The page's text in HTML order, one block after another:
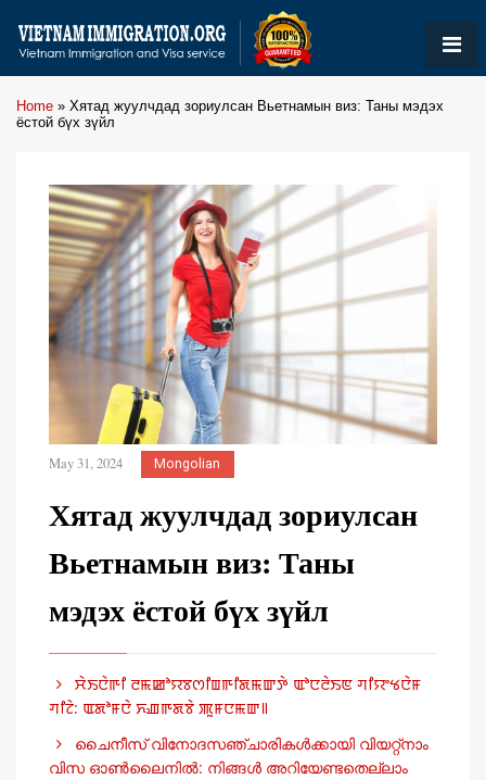
Home » Хятад жуулчдад зориулсан Вьетнамын виз: Таны мэдэх
ёстой бүх зүйл
May 31, 2024 Mongolian
Хятад жуулчдад зориулсан
Вьетнамын виз: Таны
мэдэх ёстой бүх зүйл
ꯆꯥꯏꯅꯥꯒꯤ ꯂꯃꯀꯣꯌꯕꯁꯤꯡꯒꯤꯗꯃꯛꯇꯥ ꯑꯣꯅꯂꯥꯏꯟ ꯚꯤꯌꯦꯠꯅꯥꯝ
ꯚꯤꯖꯥ: ꯑꯗꯣꯝꯅꯥ ꯈꯉꯒꯗꯕꯥ ꯄꯨꯝꯅꯃꯛ꯫
ചൈനീസ് വിനോദസഞ്ചാരികൾക്കായി വിയറ്റ്നാം
വിസ ഓൺലൈനിൽ: നിങ്ങൾ അറിയേണ്ടതെല്ലാം